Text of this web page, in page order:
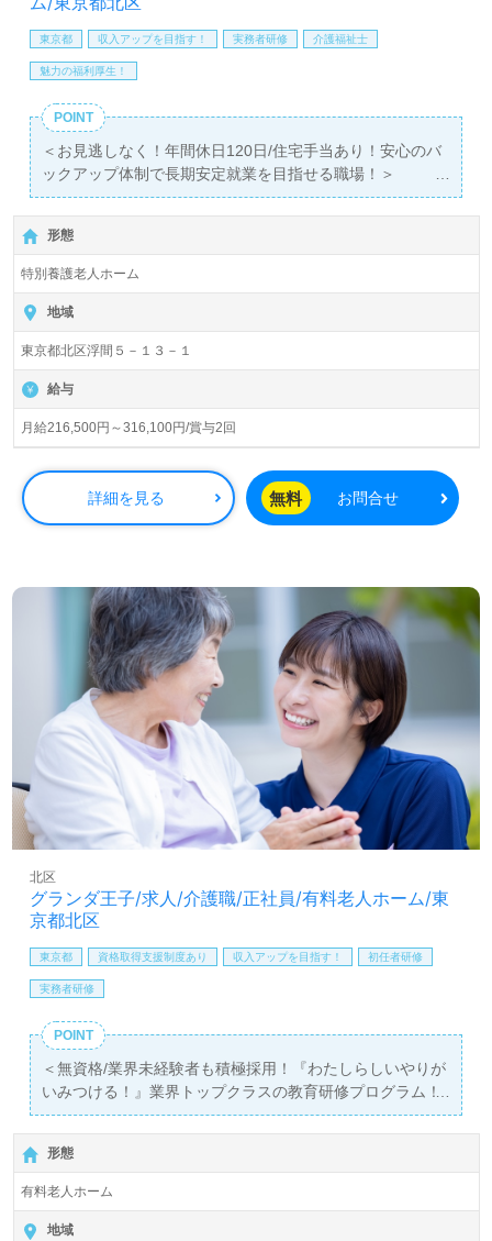
東京都 収入アップを目指す！ 実務者研修 介護福祉士
魅力の福利厚生！
POINT
＜お見逃しなく！年間休日120日/住宅手当あり！安心のバ
ックアップ体制で長期安定就業を目指せる職場！＞
◎介護職/正社員募集◎【月給216,500円～316,100円/賞与
2回 】＊初任者研修以上有資格者向け求人＊『浮間舟渡
駅』徒歩15分。
入所定員115名（全室ユニット型/個室）『うきま幸朋苑』
社会福祉法人こうほうえん （法人本部：鳥取県米子市、東
京事業本部：東京都新宿区）様の運営です。鳥取県、東京
都を中心に病院、診療所、デイサービス、ショートステ
イ、特別養護老人ホーム、サービス付き高齢者向け住宅、
ます。
◎『豊富なキャリアパス、それぞれの成長に沿った教育研
修制度、エルダー制度』活用で”なりたい”自分を目指せる
事業所様！◎
齢構成、自分の気持ちを伝えやすい環境面、職員様同士の
サポート体制も嬉しいポイント！『ご利用者様のお役に立
ちたい』『介護知識や技術力を高めたい』『介護業界でな
りたい自分を目指したい』『転職で施設形態や環境を変え
て働きたい』等の方も大歓迎です。募集詳細等、担当コン
サルタントよりご案内します。お問い合わせも遠慮なくお
願いします。
全国の求人ご紹介！医療/福祉業界の正社員/パート仕事探
しは【ウィルオブ介護】＊求人情報収集、将来的に検討の
方も遠慮なく＊
LINE、メール、お電話などご希望に応じてお問い合わせ/ご
料サービスをご利用いただけます。＜非公開求人も取扱い
あり！＞"転職支援"のプロと一緒に転職活動！お問い合わ
せお待ちしております。
形態
特別養護老人ホーム
地域
東京都北区浮間５－１３－１
給与
月給216,500円～316,100円/賞与2回
詳細を見る 無料 お問合せ
グランダ王子/求人/介護職/正社員/有料老人ホーム/東
京都北区
北区
東京都 資格取得支援制度あり 収入アップを目指す！ 初任者研修
実務者研修
POINT
＜無資格/業界未経験者も積極採用！『わたしらしいやりが
いみつける！』業界トップクラスの教育研修プログラム！
ベネッセグループ！＞◎介護職/正社員募集◎【月給
247,500円～292,500円/賞与2回】『王子駅』徒歩4分。
入居定員69名（66室/全室個室）『グランダ王子』株式会
社会社ベネッセスタイルケアBenesse Style Care Co.,Ltd.
（本社：東京都西新宿） 様の運営です。従業員18,200人以
形態
有料老人ホーム
地域